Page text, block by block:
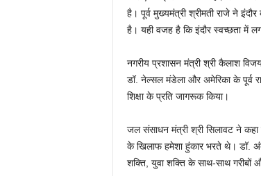
है। पूर्व मुख्यमंत्री श्रीमती राजे ने
है। यही वजह है कि इंदौर स्वच्छता में
नगरीय प्रशासन मंत्री श्री कैलाश
डॉ. नेल्सल मंडेला और अमेरिका के पूर्व
शिक्षा के प्रति जागरूक किया।
जल संसाधन मंत्री श्री सिलावट ने कहा
के खिलाफ हमेशा हुंकार भरते थे। डॉ.
शक्ति, युवा शक्ति के साथ-साथ गरीबों